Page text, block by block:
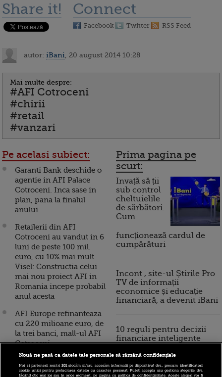
Share it! Connect
Facebook Twitter RSS Feed
autor: iBani , 20 august 2014 10:28
Mai multe despre:
#AFI Cotroceni
#chirii
#retail
#vanzari
Pe acelasi subiect:
Garanti Bank deschide o
agentie in AFI Palace
Cotroceni. Inca sase in
plan, pana la finalul
anului
Retailerii din AFI
Cotroceni au vandut in 6
luni de peste 100 mil.
euro, cu 10% mai mult.
Visel: Constructia celui
mai nou proiect AFI in
Romania incepe probabil
anul acesta
AFI Europe refinanteaza
cu 220 milioane euro, de
la trei banci, mall-ul AFI
Cotroceni
venituri cu 6,7% mai
Prima pagina pe
scurt:
Invață să ții
sub control
cheltuielile
de sărbători.
Cum
funcționează cardul de
cumpărături
Incont , site-ul Știrile Pro
TV de informații
economice și educație
financiară, a devenit iBani
10 reguli pentru decizii
financiare inteligente
Nouă ne pasă ca datele tale personale să rămână confidențiale
Noi și partenerii noștri201stocăm și/sau accesăm informații pe dispozitivul dvs., precum identificatorii
cookie unici pentru prelucrarea datelor cu caracter personal. Puteți accepta sau gestiona alegerile dvs.
făcând clic mai jos sau în orice moment, pe pagina cu politica de confidențialitate. Aceste alegeri vor fi